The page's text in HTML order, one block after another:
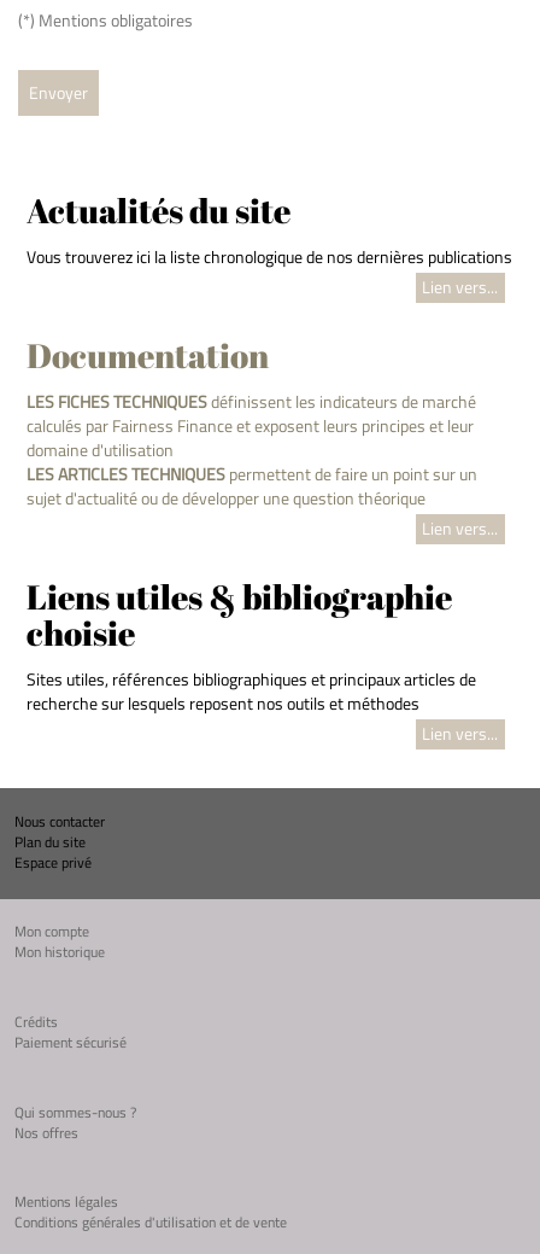
(*) Mentions obligatoires
Actualités du site
Vous trouverez ici la liste chronologique de nos dernières publications
Lien vers...
Documentation
LES FICHES TECHNIQUESdéfinissent les indicateurs de marché
calculés par Fairness Finance et exposent leurs principes et leur
domaine d'utilisation
LES ARTICLES TECHNIQUESpermettent de faire un point sur un
sujet d'actualité ou de développer une question théorique
Lien vers...
Liens utiles & bibliographie
choisie
Sites utiles, références bibliographiques et principaux articles de
recherche sur lesquels reposent nos outils et méthodes
Lien vers...
Nous contacter
Plan du site
Espace privé
Mon compte
Mon historique
Crédits
Paiement sécurisé
Qui sommes-nous ?
Nos offres
Mentions légales
Conditions générales d'utilisation et de vente